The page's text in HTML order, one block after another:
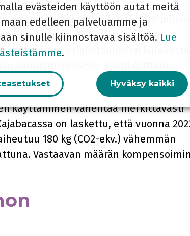
hiilidioksidipäästöjä. PET-pullon
verrattuna. PET-muovipullojen
valmistamiseen kuluvasta
valmistusprosessi vaatii erittäin
käyttäminen vähentää merkittävästi
on laskettu, että vuonna
180 kg (CO2-ekv.) vähemmän
Vastaavan määrän
evästeiden käyttöön autat meitä
edelleen palveluamme ja
sinulle kiinnostavaa sisältöä. Lue
.
Hyväksy kaikki